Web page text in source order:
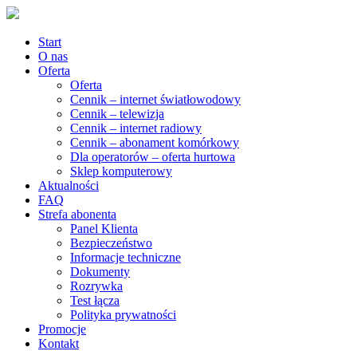
Start
O nas
Oferta
Oferta
Cennik – internet światłowodowy
Cennik – telewizja
Cennik – internet radiowy
Cennik – abonament komórkowy
Dla operatorów – oferta hurtowa
Sklep komputerowy
Aktualności
FAQ
Strefa abonenta
Panel Klienta
Bezpieczeństwo
Informacje techniczne
Dokumenty
Rozrywka
Test łącza
Polityka prywatności
Promocje
Kontakt